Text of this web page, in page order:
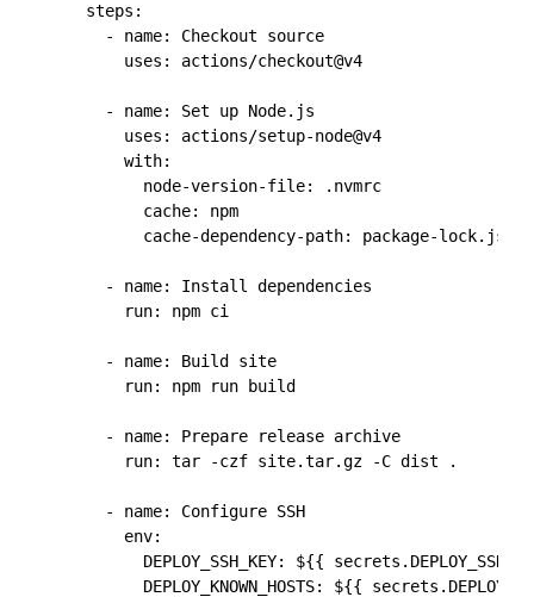
    steps:
      - name: Checkout source
        uses: actions/checkout@v4
      - name: Set up Node.js
        uses: actions/setup-node@v4
        with:
          node-version-file: .nvmrc
          cache: npm
          cache-dependency-path: package-lock.json
      - name: Install dependencies
        run: npm ci
      - name: Build site
        run: npm run build
      - name: Prepare release archive
        run: tar -czf site.tar.gz -C dist .
      - name: Configure SSH
        env:
DEPLOY_SSH_KEY: ${{
DEPLOY_KNOWN_HOSTS: ${{